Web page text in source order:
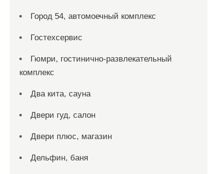
Город 54, автомоечный комплекс
Гостехсервис
Гюмри, гостинично-развлекательный
комплекс
Два кита, сауна
Двери гуд, салон
Двери плюс, магазин
Дельфин, баня